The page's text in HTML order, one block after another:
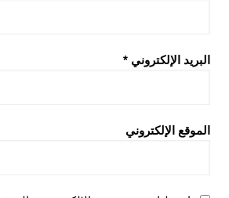
البريد الإلكتروني *
الموقع الإلكتروني